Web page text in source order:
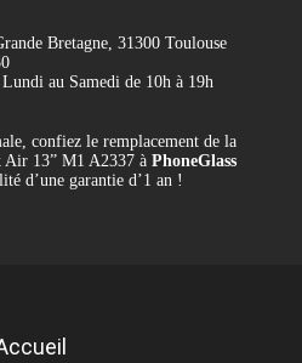
Bretagne, 31300 Toulouse
au Samedi de 10h à 19h
confiez le remplacement de la
Air 13” M1 A2337 à PhoneGlass
d’une garantie d’1 an !